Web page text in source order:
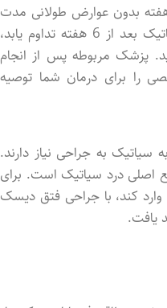
درد سیاتیک در عرض 4 تا 6 هفته بدون عوارض طولانی مدت
برطرف می‌شود. اگر درد ناشی از سیاتیک بعد از 6 هفته تداوم یابد،
پزشک مربوطه پس از انجام
را برای درمان شما توصیه
سیاتیک به جراحی نیاز دارند.
درد سیاتیک است. برای
کند، با جراحی فتق دیسک
یافت.